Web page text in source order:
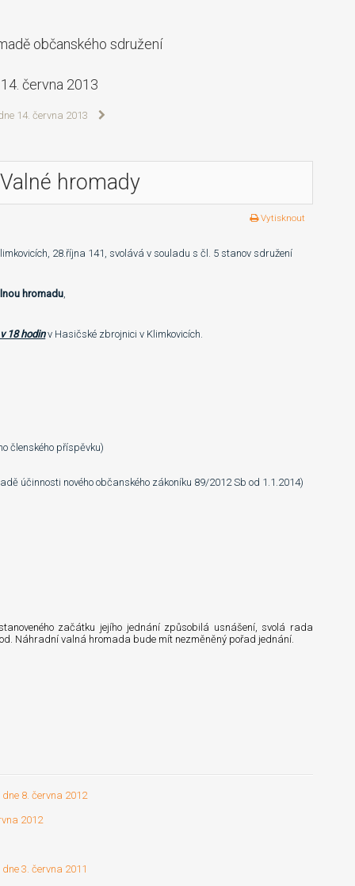
občanského sdružení
června 2013
14. června 2013
hromady
Vytisknout
28.října 141, svolává v souladu s čl. 5 stanov sdružení
hromadu,
18 hodinv Hasičské zbrojnici v Klimkovicích.
členského příspěvku)
účinnosti nového občanského zákoníku 89/2012 Sb od 1.1.2014)
začátku jejího jednání způsobilá usnášení, svolá rada
Náhradní valná hromada bude mít nezměněný pořad jednání.
8. června 2012
2012
3. června 2011